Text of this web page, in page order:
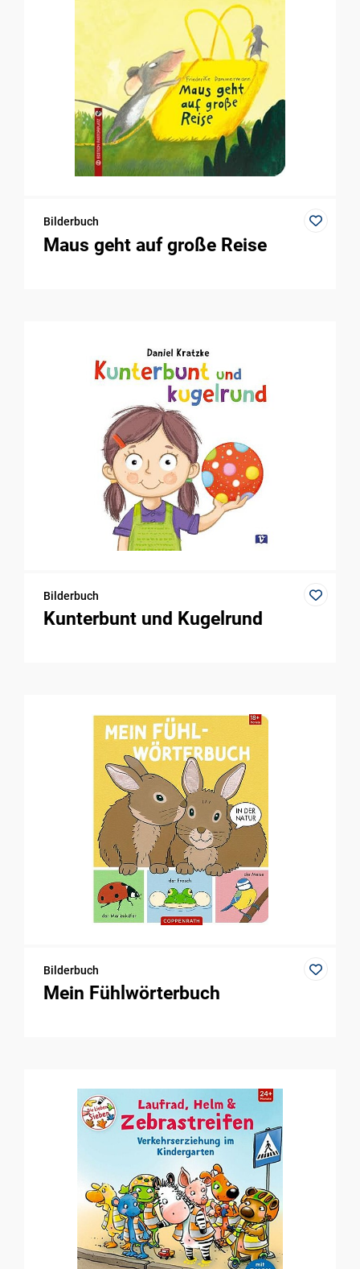
Bilderbuch
Maus geht auf große Reise
Bilderbuch
Kunterbunt und Kugelrund
Bilderbuch
Mein Fühlwörterbuch